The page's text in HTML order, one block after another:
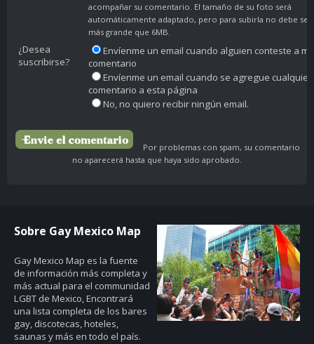
acompañar su comentario. El tamaño de su foto será
automáticamente adaptado, pero para subirla no debe ser
más grande que 6MB.
¿Desea
suscribirse?
Envíenme un email cuando alguien conteste a mi
comentario
Envíenme un email cuando se agregue cualquier
comentario a esta página
No, no quiero recibir ningún email.
Por problemas con spam, su comentario
no aparecerá hasta que haya sido aprobado.
Sobre Gay Mexico Map
Gay Mexico Map es la fuente
de información más completa y
más actual para el communidad
LGBT de Mexico, Encontrará
una lista completa de los bares
gay, discotecas, hoteles,
saunas y más en todo el país.